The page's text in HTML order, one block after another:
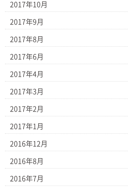
2017年10月
2017年9月
2017年8月
2017年6月
2017年4月
2017年3月
2017年2月
2017年1月
2016年12月
2016年8月
2016年7月